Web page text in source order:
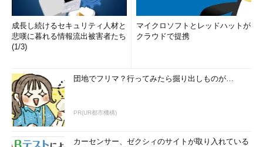
成長し続けるセキュリティ人材と
悲嘆に暮れる情報流出被害者たち
(1/3)
マイクロソフトとレッドハットが
クラウドで提携
団地でフリマ？行ってみたら掘り出しものが…
PR(UR都市機構)
カーセンサー、ゼクシィのサイトが取り入れている